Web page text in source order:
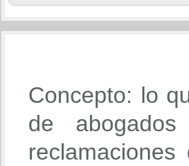
Concepto: lo
de